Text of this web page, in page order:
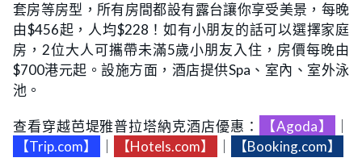
套房等房型，所有房間都設有露台讓你享受美景，每晚
由$456起，人均$228！如有小朋友的話可以選擇家庭
房，2位大人可攜帶未滿5歲小朋友入住，房價每晚由
$700港元起。設施方面，酒店提供Spa、室內、室外泳
池。
查看穿越芭堤雅普拉塔納克酒店優惠： 【Agoda】
【Trip.com】
【Hotels.com】 【Booking.com】